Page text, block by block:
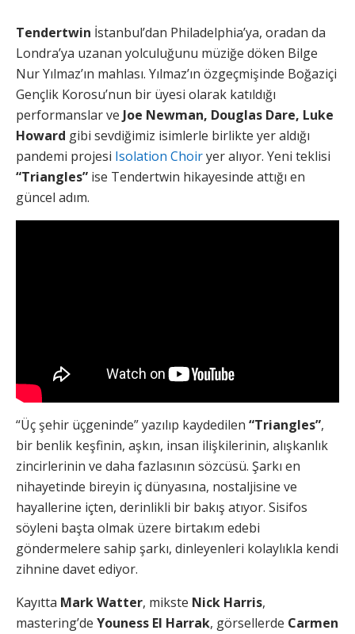
Tendertwin İstanbul’dan Philadelphia’ya, oradan da
Londra’ya uzanan yolculuğunu müziğe döken Bilge
Nur Yılmaz’ın mahlası. Yılmaz’ın özgeçmişinde Boğaziçi
Gençlik Korosu’nun bir üyesi olarak katıldığı
performanslar ve Joe Newman, Douglas Dare, Luke
Howard gibi sevdiğimiz isimlerle birlikte yer aldığı
pandemi projesi Isolation Choiryer alıyor. Yeni teklisi
“Triangles” ise Tendertwin hikayesinde attığı en
güncel adım.
“Üç şehir üçgeninde” yazılıp kaydedilen “Triangles”,
bir benlik keşfinin, aşkın, insan ilişkilerinin, alışkanlık
zincirlerinin ve daha fazlasının sözcüsü. Şarkı en
nihayetinde bireyin iç dünyasına, nostaljisine ve
hayallerine içten, derinlikli bir bakış atıyor. Sisifos
söyleni başta olmak üzere birtakım edebi
göndermelere sahip şarkı, dinleyenleri kolaylıkla kendi
zihnine davet ediyor.
Kayıtta Mark Watter, mikste Nick Harris,
mastering’de Youness El Harrak, görsellerde Carmen